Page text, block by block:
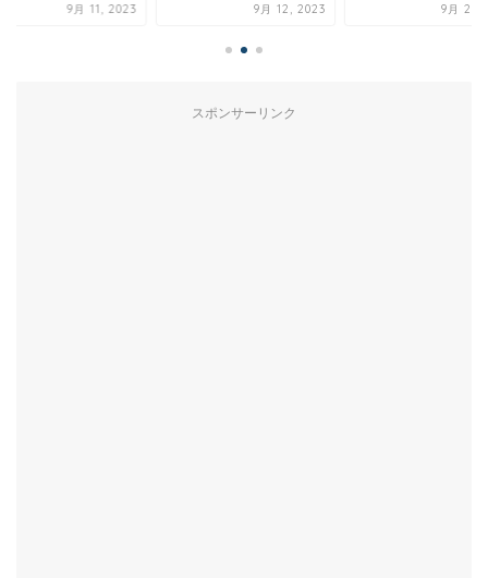
9月 11, 2023 9月 12, 2023 9月 25,
スポンサーリンク